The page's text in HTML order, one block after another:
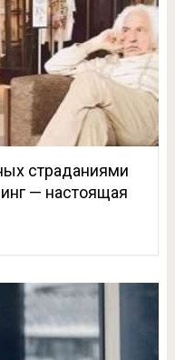
страданиями
— настоящая